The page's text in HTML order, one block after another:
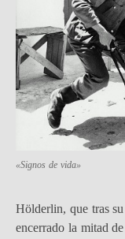
«Signos de vida»
Hölderlin, que tras
encerrado la mitad